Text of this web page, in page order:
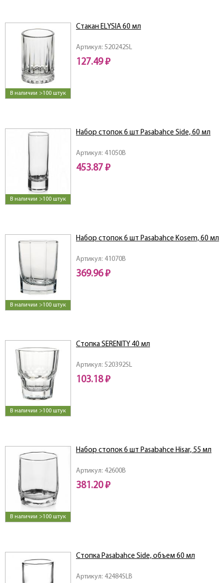
В наличии >100 штук
Артикул: 520242SL
Стакан ELYSIA 60 мл
127.49 ₽
В наличии >100 штук
Артикул: 41050B
Набор стопок 6 шт Pasabahce Side, 60 мл
453.87 ₽
В наличии >100 штук
Артикул: 41070B
Набор стопок 6 шт Pasabahce Kosem, 60 мл
369.96 ₽
В наличии >100 штук
Артикул: 520392SL
Стопка SERENITY 40 мл
103.18 ₽
В наличии >100 штук
Артикул: 42600B
Набор стопок 6 шт Pasabahce Hisar, 55 мл
381.20 ₽
Артикул: 42484SLB
Стопка Pasabahce Side, объем 60 мл